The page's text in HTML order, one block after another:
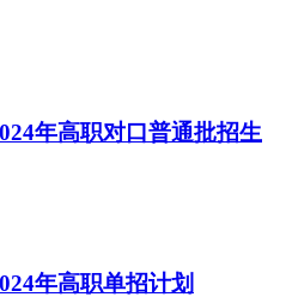
年高职对口普通批招生
年高职单招计划